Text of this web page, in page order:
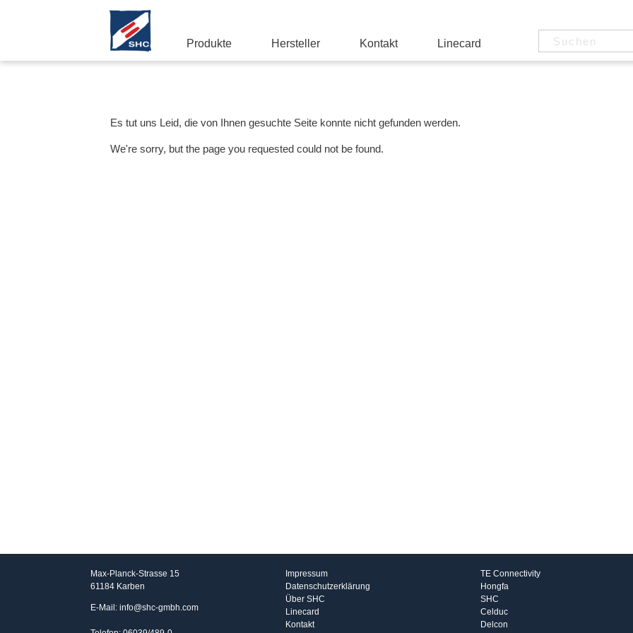
Produkte Hersteller Kontakt Linecard
Es tut uns Leid, die von Ihnen gesuchte Seite konnte nicht gefunden werden.
We're sorry, but the page you requested could not be found.
Max-Planck-Strasse 15
61184 Karben
E-Mail: info@shc-gmbh.com
Impressum
Datenschutzerklärung
Über SHC
Linecard
Kontakt
TE Connectivity
Hongfa
SHC
Celduc
Delcon